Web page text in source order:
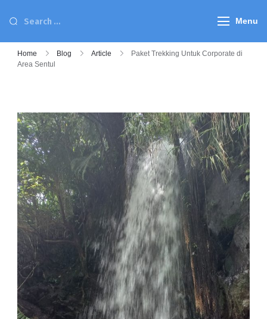
Menu
Home Blog Article
Paket Trekking Untuk Corporate di
Area Sentul